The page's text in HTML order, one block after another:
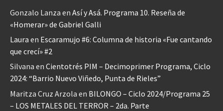
Gonzalo Lanza en Así y Asá. Programa 10. Reseña de
«Homerar» de Gabriel Galli
Laura en Escaramujo #6: Columna de historia «Fue cantando
que crecí» #2
Silvana en Cientotrés PIM – Decimoprimer Programa, Ciclo
2024: “Barrio Nuevo Viñedo, Punta de Rieles”
Maritza Cruz Arzola en BILONGO – Ciclo 2024/Programa 25
– LOS METALES DEL TERROR – 2da. Parte